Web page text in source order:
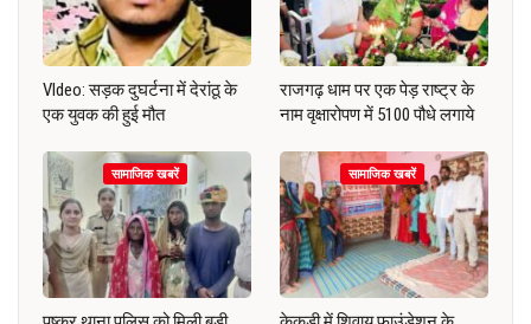
VIdeo: सड़क दुघर्टना में देरांठू के
एक युवक की हुई मौत
राजगढ़ धाम पर एक पेड़ राष्ट्र के
नाम वृक्षारोपण में 5100 पौधे लगाये
सामाजिक खबरें सामाजिक खबरें